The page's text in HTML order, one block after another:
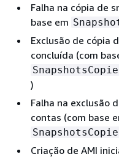
Falha na cópia de
base em
Exclusão de cópia
concluída (com
)
Falha na exclusão
contas (com base
Criação de AMI